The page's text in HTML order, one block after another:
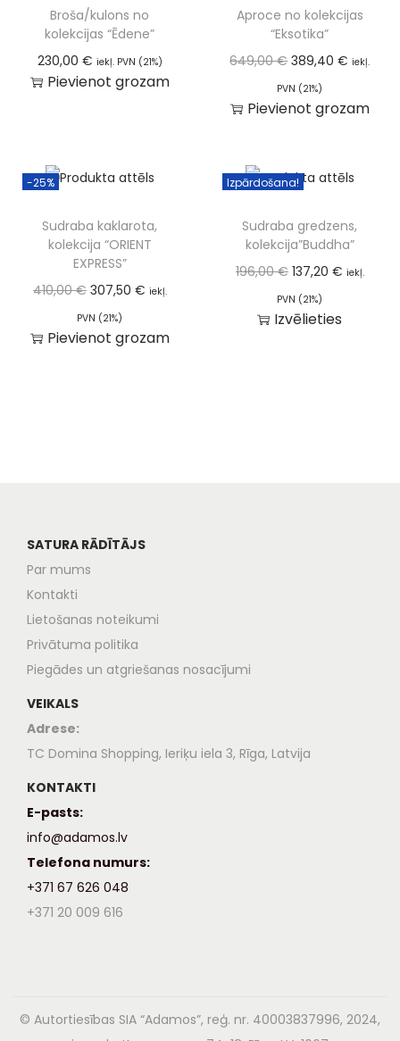
Broša/kulons no
kolekcijas “Ēdene”
230,00 € iekļ. PVN (21%)
Pievienot grozam
Aproce no kolekcijas
“Eksotika”
649,00€ 389,40€ iekļ.
PVN (21%)
Pievienot grozam
-25%
Sudraba kaklarota,
kolekcija “ORIENT
EXPRESS”
410,00€ 307,50 € iekļ.
PVN (21%)
Pievienot grozam
Izpārdošana!
Sudraba gredzens,
kolekcija”Buddha”
196,00€ 137,20 € iekļ.
PVN (21%)
Izvēlieties
SATURA RĀDĪTĀJS
Par mums
Kontakti
Lietošanas noteikumi
Privātuma politika
Piegādes un atgriešanas nosacījumi
VEIKALS
Adrese:
TC Domina Shopping, Ieriķu iela 3, Rīga, Latvija
KONTAKTI
E-pasts:
info@adamos.lv
Telefona numurs:
+371 67 626 048
+371 20 009 616
© Autortiesības SIA “Adamos”, reģ. nr. 40003837996, 2024,